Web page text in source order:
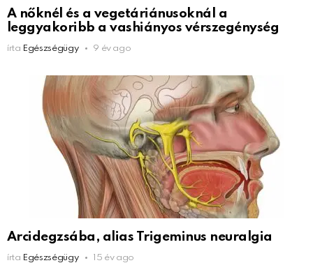
A nőknél és a vegetáriánusoknál a
leggyakoribb a vashiányos vérszegénység
írta Egészségügy 9 év ago
Arcidegzsába, alias Trigeminus neuralgia
írta Egészségügy 15 év ago